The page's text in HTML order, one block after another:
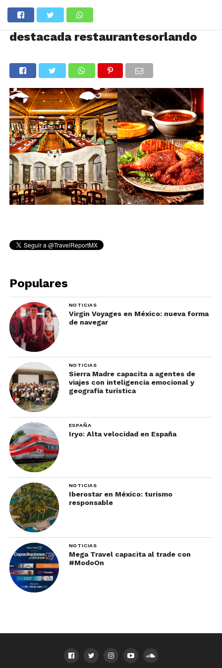
destacada restaurantesorlando
Populares
NOTICIAS
Virgin Voyages en México: nueva forma
de navegar
NOTICIAS
Sierra Madre capacita a agentes de
viajes con inteligencia emocional y
geografía turística
ESPAÑA
Iryo: Alta velocidad en España
NOTICIAS
Iberostar en México: turismo
responsable
NOTICIAS
Mega Travel capacita al trade con
#ModoOn